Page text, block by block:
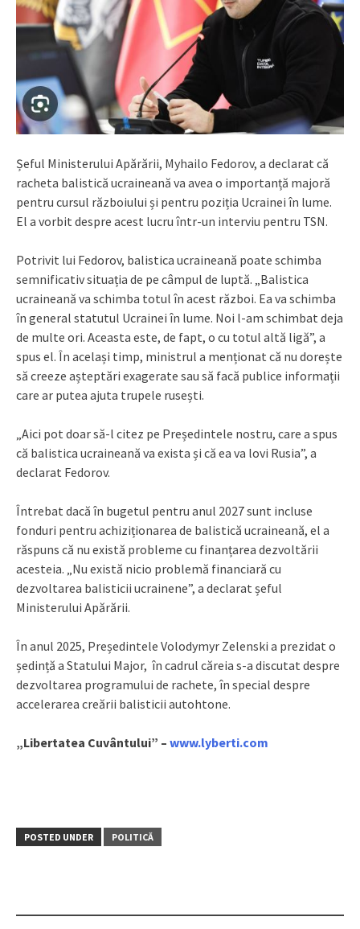
Șeful Ministerului Apărării, Myhailo Fedorov, a declarat că
racheta balistică ucraineană va avea o importanță majoră
pentru cursul războiului și pentru poziția Ucrainei în lume.
El a vorbit despre acest lucru într-un interviu pentru TSN.
Potrivit lui Fedorov, balistica ucraineană poate schimba
semnificativ situația de pe câmpul de luptă. „Balistica
ucraineană va schimba totul în acest război. Ea va schimba
în general statutul Ucrainei în lume. Noi l-am schimbat deja
de multe ori. Aceasta este, de fapt, o cu totul altă ligă”, a
spus el. În același timp, ministrul a menționat că nu dorește
să creeze așteptări exagerate sau să facă publice informații
care ar putea ajuta trupele rusești.
„Aici pot doar să-l citez pe Președintele nostru, care a spus
că balistica ucraineană va exista și că ea va lovi Rusia”, a
declarat Fedorov.
Întrebat dacă în bugetul pentru anul 2027 sunt incluse
fonduri pentru achiziționarea de balistică ucraineană, el a
răspuns că nu există probleme cu finanțarea dezvoltării
acesteia. „Nu există nicio problemă financiară cu
dezvoltarea balisticii ucrainene”, a declarat șeful
Ministerului Apărării.
În anul 2025, Președintele Volodymyr Zelenski a prezidat o
ședință a Statului Major, în cadrul căreia s-a discutat despre
dezvoltarea programului de rachete, în special despre
accelerarea creării balisticii autohtone.
„Libertatea Cuvântului” – www.lyberti.com
POSTED UNDER POLITICĂ